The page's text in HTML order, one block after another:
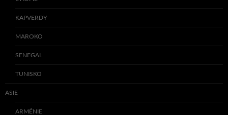
KAPVERDY
MAROKO
SENEGAL
TUNISKO
ASIE
ARMÉNIE